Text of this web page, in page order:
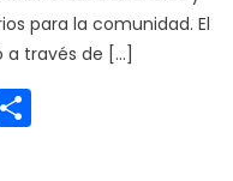
para la comunidad. El
través de […]